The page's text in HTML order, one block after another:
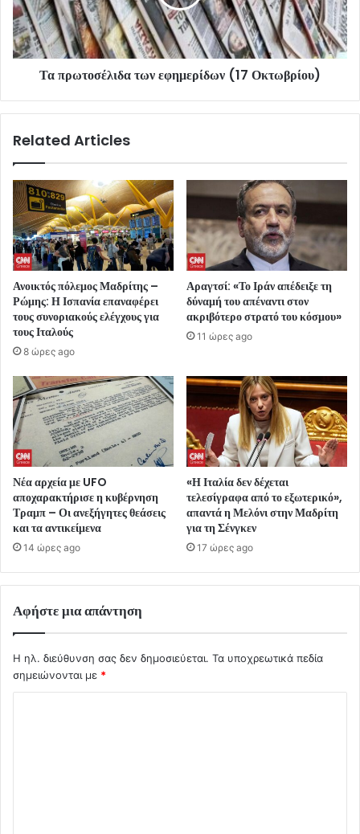
Τα πρωτοσέλιδα των εφημερίδων (17 Οκτωβρίου)
Related Articles
Ανοικτός πόλεμος Μαδρίτης –
Ρώμης: Η Ισπανία επαναφέρει
τους συνοριακούς ελέγχους για
τους Ιταλούς
8 ώρες ago
Αραγτσί: «Το Ιράν απέδειξε τη
δύναμή του απέναντι στον
ακριβότερο στρατό του κόσμου»
11 ώρες ago
Νέα αρχεία με UFO
αποχαρακτήρισε η κυβέρνηση
Τραμπ – Οι ανεξήγητες θεάσεις
και τα αντικείμενα
14 ώρες ago
«Η Ιταλία δεν δέχεται
τελεσίγραφα από το εξωτερικό»,
απαντά η Μελόνι στην Μαδρίτη
για τη Σένγκεν
17 ώρες ago
Αφήστε μια απάντηση
Η ηλ. διεύθυνση σας δεν δημοσιεύεται. Τα υποχρεωτικά πεδία
σημειώνονται με *